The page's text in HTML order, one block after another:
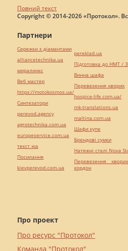
Повний текст
Copyright © 2014-2026 «Протокол».
Про проект
Про ресурс "Протокол"
Команда "Протокол"
Партнери
Сережки з діамантами
alliancetechnika.ua
миралинкс
Веб мастер
https://motokosmos.ua/
Синтезатори
perevod.agency
agrotechnika.com.ua
europeservice.com.ua
текст юа
Посилання
kievperevod.com.ua
pereklad.ua
Підготовка до НМТ /
Винна шафа
Перевезення хворих
hospice-life.com.ua/
mk-translations.ua
maltina.com.ua
Шафи купе
Брендові сумки
Натяжні стелі Nova
Перевезення
кордон